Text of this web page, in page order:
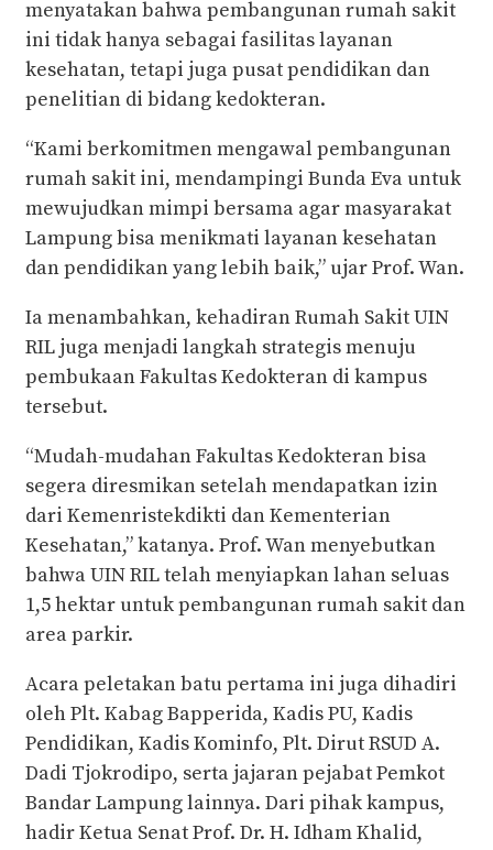
menyatakan bahwa pembangunan rumah sakit
ini tidak hanya sebagai fasilitas layanan
kesehatan, tetapi juga pusat pendidikan dan
penelitian di bidang kedokteran.
“Kami berkomitmen mengawal pembangunan
rumah sakit ini, mendampingi Bunda Eva untuk
mewujudkan mimpi bersama agar masyarakat
Lampung bisa menikmati layanan kesehatan
dan pendidikan yang lebih baik,” ujar Prof. Wan.
Ia menambahkan, kehadiran Rumah Sakit UIN
RIL juga menjadi langkah strategis menuju
pembukaan Fakultas Kedokteran di kampus
tersebut.
“Mudah-mudahan Fakultas Kedokteran bisa
segera diresmikan setelah mendapatkan izin
dari Kemenristekdikti dan Kementerian
Kesehatan,” katanya. Prof. Wan menyebutkan
bahwa UIN RIL telah menyiapkan lahan seluas
1,5 hektar untuk pembangunan rumah sakit dan
area parkir.
Acara peletakan batu pertama ini juga dihadiri
oleh Plt. Kabag Bapperida, Kadis PU, Kadis
Pendidikan, Kadis Kominfo, Plt. Dirut RSUD A.
Dadi Tjokrodipo, serta jajaran pejabat Pemkot
Bandar Lampung lainnya. Dari pihak kampus,
hadir Ketua Senat Prof. Dr. H. Idham Khalid,